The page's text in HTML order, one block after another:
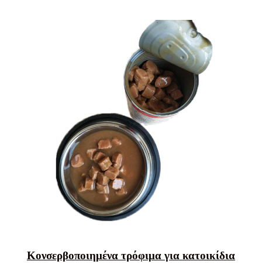
Κονσερβοποιημένα τρόφιμα για κατοικίδια